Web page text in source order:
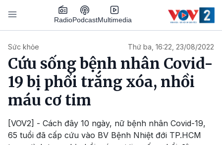
Nhảy đến nội dung
RadioPodcastMultimedia
Sức khỏe Thứ ba, 16:22, 23/08/2022
Cứu sống bệnh nhân Covid-
19 bị phổi trắng xóa, nhồi
máu cơ tim
[VOV2] - Cách đây 10 ngày, nữ bệnh nhân Covid-19,
65 tuổi đã cấp cứu vào BV Bệnh Nhiệt đới TP.HCM